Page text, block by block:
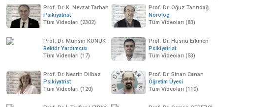
Prof. Dr. K. Nevzat Tarhan
Psikiyatrist
Tüm Videoları (2302)
Prof. Dr. Oğuz Tanrıdağ
Nörolog
Tüm Videoları (83)
Prof. Dr. Muhsin KONUK
Rektör Yardımcısı
Tüm Videoları (17)
Prof. Dr. Hüsnü Erkmen
Psikiyatrist
Tüm Videoları (53)
Prof. Dr. Nesrin Dilbaz
Psikiyatrist
Tüm Videoları (120)
Prof. Dr. Sinan Canan
Öğretim Üyesi
Tüm Videoları (110)